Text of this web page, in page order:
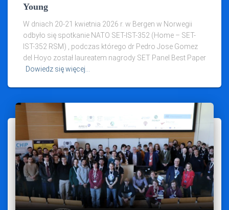
Young
W dniach 20-21 kwietnia 2026 r. w Bergen w Norwegii
odbyło się spotkanie NATO SET-IST-352 (Home – SET-
IST-352 RSM) , podczas którego dr Pedro Jose Gomez
del Hoyo został laureatem nagrody SET Panel Best Paper
Dowiedz się więcej…